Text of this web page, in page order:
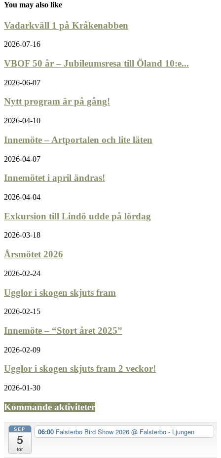
You may also like
Vadarkväll 1 på Kråkenabben
2026-07-16
VBOF 50 år – Jubileumsresa till Öland 10:e...
2026-06-07
Nytt program är på gång!
2026-04-10
Innemöte – Artportalen och lite läten
2026-04-07
Innemötet i april ändras!
2026-04-04
Exkursion till Lindö udde på lördag
2026-03-18
Årsmötet 2026
2026-02-24
Ugglor i skogen skjuts fram
2026-02-15
Innemöte – “Stort året 2025”
2026-02-09
Ugglor i skogen skjuts fram 2 veckor!
2026-01-30
Kommande aktiviteter
SEP
5
lör
06:00 Falsterbo Bird Show 2026 @ Falsterbo - Ljungen